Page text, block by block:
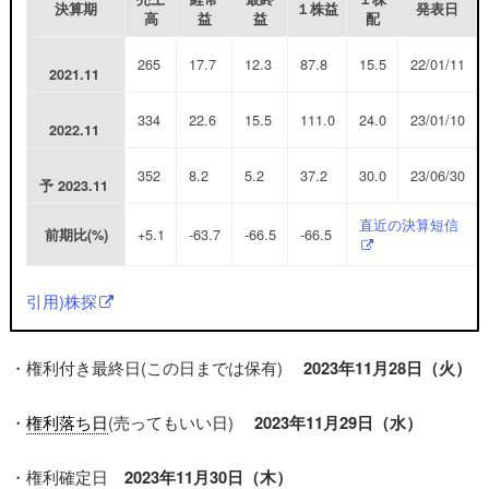
決算期
高
益
益
１株益
配
発表日
2021.11 265 17.7 12.3 87.8 15.5 22/01/11
2022.11 334 22.6 15.5 111.0 24.0 23/01/10
予2023.11 352 8.2 5.2 37.2 30.0 23/06/30
前期比(%) +5.1 -63.7 -66.5 -66.5 直近の決算短信
引用)株探
・権利付き最終日(この日までは保有) 2023年11月28日（火）
・ 権利落ち日(売ってもいい日) 2023年11月29日（水）
・権利確定日 2023年11月30日（木）